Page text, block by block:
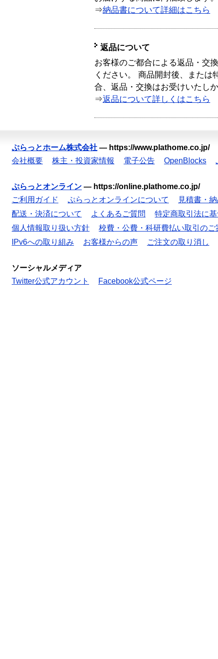
⇒納品書について詳細はこちら
返品について
お客様のご都合による返品・交
ください。 商品開封後、または
合、返品・交換はお受けいたし
⇒返品について詳しくはこちら
ぷらっとホーム株式会社 — https://www.plathome.co.jp/
会社概要
株主・投資家情報 電子公告 OpenBlocks
ぷらっとオンライン — https://online.plathome.co.jp/
ご利用ガイド
ぷらっとオンラインについて
見積書・
配送・決済について
よくあるご質問
特定商取引法に
個人情報取り扱い方針
校費・公費・科研費払い取引のご
IPv6への取り組み
お客様からの声 ご注文の取り消し
ソーシャルメディア
Twitter公式アカウント
Facebook公式ページ